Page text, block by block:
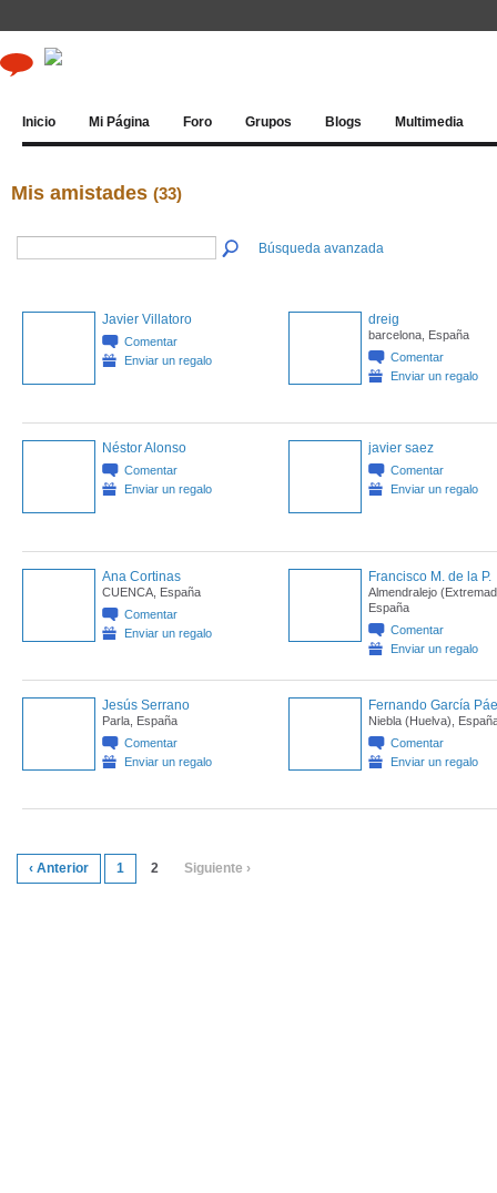
Inicio Mi Página Foro Grupos Blogs Multimedia
Mis amistades (33)
Búsqueda avanzada
Javier Villatoro
Comentar
Enviar un regalo
dreig
barcelona, España
Comentar
Enviar un regalo
Néstor Alonso
Comentar
Enviar un regalo
javier saez
Comentar
Enviar un regalo
Ana Cortinas
CUENCA, España
Comentar
Enviar un regalo
Francisco M. de la P.
Almendralejo
España
Comentar
Enviar un regalo
Jesús Serrano
Parla, España
Comentar
Enviar un regalo
Fernando García
Niebla (Huelva),
Comentar
Enviar un regalo
‹ Anterior 1 2 Siguiente ›